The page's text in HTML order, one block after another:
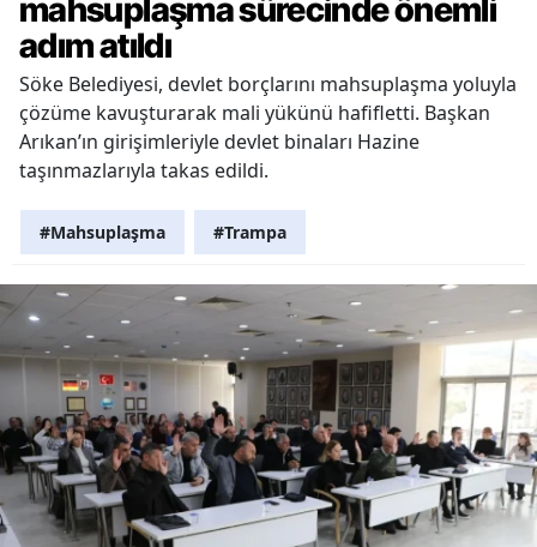
mahsuplaşma sürecinde önemli
adım atıldı
Söke Belediyesi, devlet borçlarını mahsuplaşma yoluyla
çözüme kavuşturarak mali yükünü hafifletti. Başkan
Arıkan’ın girişimleriyle devlet binaları Hazine
taşınmazlarıyla takas edildi.
#Mahsuplaşma #Trampa